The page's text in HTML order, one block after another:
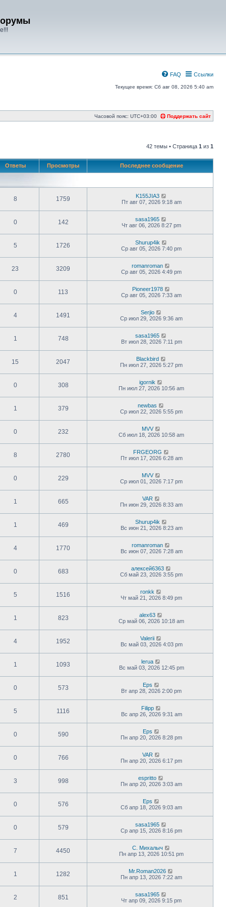
Ссылки
FAQ
Текущее время: Сб авг 08, 2026 5:40 am
Поддержать сайт
Часовой пояс: UTC+03:00
42 темы • Страница 1 из 1
Ответы Просмотры Последнее сообщение
8 1759
K155JIA3
Пт авг 07, 2026 9:18 am
0 142
sasa1965
Чт авг 06, 2026 8:27 pm
5 1726
Shurup4ik
Ср авг 05, 2026 7:40 pm
23 3209
romanroman
Ср авг 05, 2026 4:49 pm
0 113
Pioneer1978
Ср авг 05, 2026 7:33 am
4 1491
Serjio
Ср июл 29, 2026 9:36 am
1 748
sasa1965
Вт июл 28, 2026 7:11 pm
15 2047
Blackbird
Пн июл 27, 2026 5:27 pm
0 308
igornik
Пн июл 27, 2026 10:56 am
1 379
newbas
Ср июл 22, 2026 5:55 pm
0 232
MVV
Сб июл 18, 2026 10:58 am
8 2780
FRGEORG
Пт июл 17, 2026 6:28 am
0 229
MVV
Ср июл 01, 2026 7:17 pm
1 665
VAR
Пн июн 29, 2026 8:33 am
1 469
Shurup4ik
Вс июн 21, 2026 8:23 am
4 1770
romanroman
Вс июн 07, 2026 7:28 am
0 683
алексей6363
Сб май 23, 2026 3:55 pm
5 1516
ronkk
Чт май 21, 2026 8:49 pm
1 823
alex63
Ср май 06, 2026 10:18 am
4 1952
Valerii
Вс май 03, 2026 4:03 pm
1 1093
lerua
Вс май 03, 2026 12:45 pm
0 573
Eps
Вт апр 28, 2026 2:00 pm
5 1116
Filipp
Вс апр 26, 2026 9:31 am
0 590
Eps
Пн апр 20, 2026 8:28 pm
0 766
VAR
Пн апр 20, 2026 6:17 pm
3 998
espritto
Пн апр 20, 2026 3:03 am
0 576
Eps
Сб апр 18, 2026 9:03 am
0 579
sasa1965
Ср апр 15, 2026 8:16 pm
7 4450
С. Михалыч
Пн апр 13, 2026 10:51 pm
1 1282
Mr.Roman2026
Пн апр 13, 2026 7:22 am
2 851
sasa1965
Чт апр 09, 2026 9:15 pm